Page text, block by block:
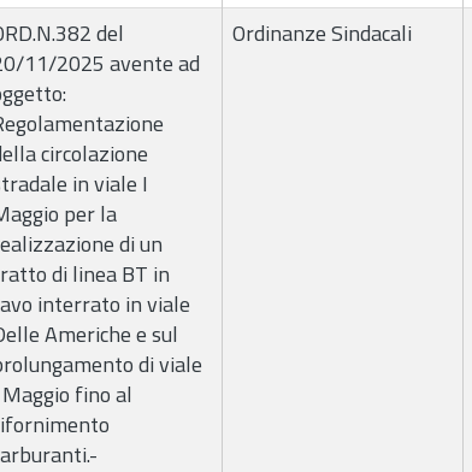
del
11/2025 avente ad
circolazione
in viale I
per la
di un
di linea BT in
interrato in viale
Americhe e sul
di viale
fino al
Ordinanze Sindacali